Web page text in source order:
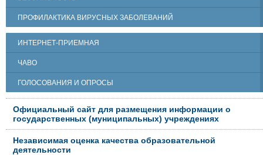
ПРОФИЛАКТИКА ВИРУСНЫХ ЗАБОЛЕВАНИЙ
ИНТЕРНЕТ-ПРИЕМНАЯ
ЧАВО
ГОЛОСОВАНИЯ И ОПРОСЫ
Официальный сайт для размещения информации о
государственных (муниципальных) учреждениях
Независимая оценка качества образовательной
деятельности